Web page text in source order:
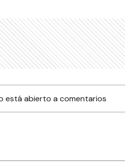
está abierto a comentarios